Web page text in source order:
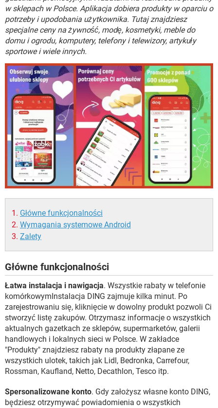
WINDOWS 10
w sklepach w Polsce. Aplikacja dobiera produkty w oparciu o
potrzeby i upodobania użytkownika. Tutaj znajdziesz
specjalne ceny na żywność, modę, kosmetyki, meble do
domu i ogrodu, komputery, telefony i telewizory, artykuły
sportowe i wiele innych.
Główne funkcjonalności
Wymagania systemowe Android
Zalety
Główne funkcjonalności
Łatwa instalacja i nawigacja. Wszystkie rabaty w telefonie
komórkowymInstalacja DING zajmuje kilka minut. Po
zarejestrowaniu się, kliknięcie w dowolny produkt pozwoli Ci
stworzyć listę zakupów. Otrzymasz informacje o wszystkich
aktualnych gazetkach ze sklepów, supermarketów, galerii
handlowych i lokalnych sieci w Polsce. W zakładce
"Produkty" znajdziesz rabaty na produkty złapane ze
wszystkich ulotek, takich jak Lidl, Bedronka, Carrefour,
Rossman, Kaufland, Netto, Decathlon, Tesco itp.
Spersonalizowane konto. Gdy założysz własne konto DING,
będziesz otrzymywać powiadomienia o wszystkich